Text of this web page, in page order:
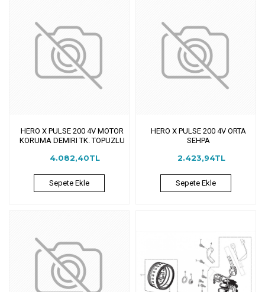
HERO X PULSE 200 4V MOTOR
KORUMA DEMIRI TK. TOPUZLU
4.082,40TL
Sepete Ekle
HERO X PULSE 200 4V ORTA
SEHPA
2.423,94TL
Sepete Ekle